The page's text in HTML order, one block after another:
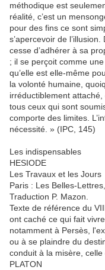
méthodique est
réalité, c’est un
pour des fins ce sont
s’apercevoir de
cesse d’adhérer à sa
; il se perçoit comme
qu’elle est elle-même
la volonté humaine,
irréductiblement
tous ceux qui sont
comporte des limites.
nécessité. » (IPC, 145)
Les indispensables
HESIODE
Les Travaux et les Jours
Paris : Les Belles-
Traduction P. Mazon.
Texte de référence du
ont caché ce qui fait
notamment à Persès,
ou à se plaindre du
conduit à la misère,
PLATON